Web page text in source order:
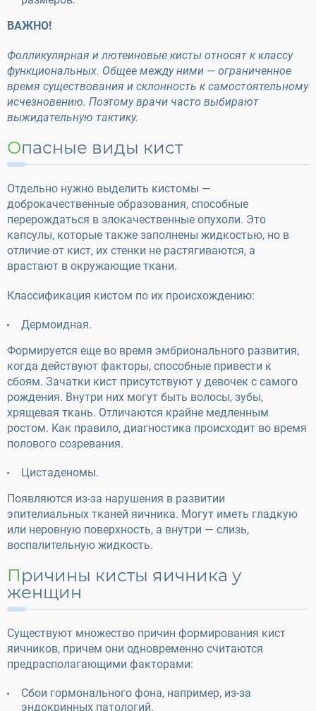
ВАЖНО!
Фолликулярная и лютеиновые кисты относят к классу
функциональных. Общее между ними — ограниченное
время существования и склонность к самостоятельному
исчезновению. Поэтому врачи часто выбирают
выжидательную тактику.
Опасные виды кист
Отдельно нужно выделить кистомы —
доброкачественные образования, способные
перерождаться в злокачественные опухоли. Это
капсулы, которые также заполнены жидкостью, но в
отличие от кист, их стенки не растягиваются, а
врастают в окружающие ткани.
Классификация кистом по их происхождению:
Дермоидная.
Формируется еще во время эмбрионального развития,
когда действуют факторы, способные привести к
сбоям. Зачатки кист присутствуют у девочек с самого
рождения. Внутри них могут быть волосы, зубы,
хрящевая ткань. Отличаются крайне медленным
ростом. Как правило, диагностика происходит во время
полового созревания.
Цистаденомы.
Появляются из-за нарушения в развитии
эпителиальных тканей яичника. Могут иметь гладкую
или неровную поверхность, а внутри — слизь,
воспалительную жидкость.
Причины кисты яичника у
женщин
Существуют множество причин формирования кист
яичников, причем они одновременно считаются
предрасполагающими факторами:
Сбои гормонального фона, например, из-за
эндокринных патологий.